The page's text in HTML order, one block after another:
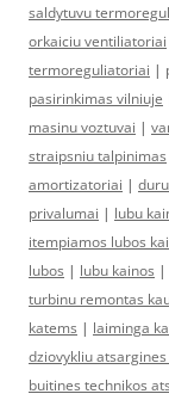
saldytuvu
orkaiciu ventiliatoriai
termoreguliatoriai |
pasirinkimas vilniuje
masinu voztuvai |
straipsniu talpinimas
amortizatoriai |
privalumai | lubu
itempiamos lubos
lubos | lubu kainos |
turbinu remontas
katems | laiminga
dziovykliu atsargines
buitines technikos